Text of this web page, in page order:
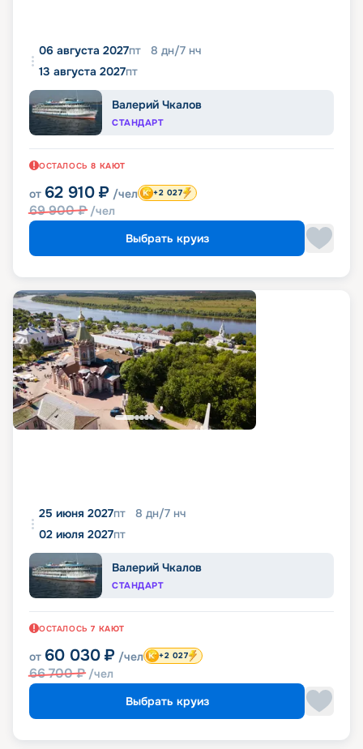
06 августа 2027пт 8 дн/7 нч
13 августа 2027пт
Валерий Чкалов
СТАНДАРТ
ОСТАЛОСЬ 8 КАЮТ
от 62 910 ₽ /чел
69 900₽ /чел
+2 027
Выбрать круиз
25 июня 2027пт 8 дн/7 нч
02 июля 2027пт
Валерий Чкалов
СТАНДАРТ
ОСТАЛОСЬ 7 КАЮТ
от 60 030 ₽ /чел
66 700₽ /чел
+2 027
Выбрать круиз